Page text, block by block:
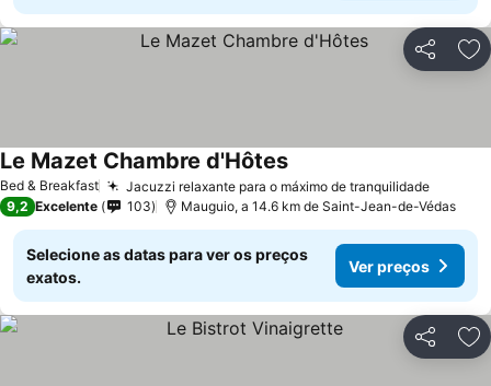
Partilhar
Bed & Breakfast Jacuzzi relaxante para o máximo de tranquilidade
Le Mazet Chambre d'Hôtes
9,2 Excelente 103 Mauguio, a 14.6 km de Saint-Jean-de-Védas
Selecione as datas para ver os preços
exatos.
Ver preços
Partilhar